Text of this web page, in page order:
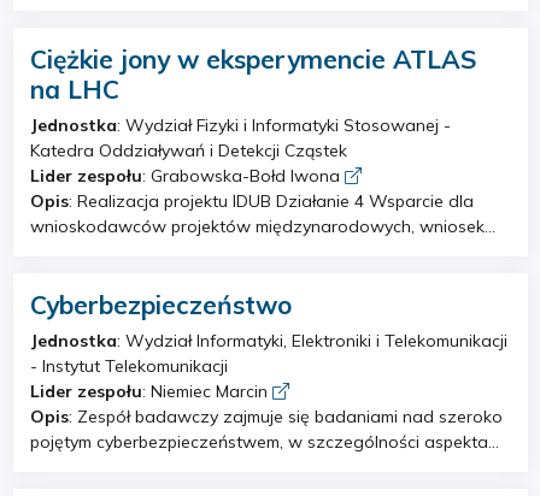
minimalizację negatywnego wpływu materiałów
wybuchowych na środowisko i zdrowie człowieka.
Kluczowe obszary badawcze obejmują analizę zależności
pomiędzy składem chemicznym a właściwościami
użytkowymi materiałów wybuchowych, z wykorzystaniem
analiz termodynamicznych oraz prób strzałowych w
warunkach rzeczywistych. Zespół prowadzi także
szczegółowe badania dotyczące emisji gazów (NOₓ, COₓ)
jednocześnie innowacyjne, ekologiczne rozwiązania w
zakresie tzw. „zielonych” materiałów wybuchowych oraz
mas zapalających o ograniczonym oddziaływaniu
środowiskowym. Ważnym kierunkiem działalności zespołu są
interdyscyplinarne badania z zakresu bezpieczeństwa
cywilnego zastosowania materiałów wybuchowych,
obejmujące analizę procesową wszystkich etapów cyklu
Ciężkie jony w eksperymencie ATLAS
na LHC
Jednostka: Wydział Fizyki i Informatyki Stosowanej -
Katedra Oddziaływań i Detekcji Cząstek
Lider zespołu : Grabowska-Bołd Iwona
Opis: Realizacja projektu IDUB Działanie 4 Wsparcie dla
wnioskodawców projektów międzynarodowych, wniosek
Cyberbezpieczeństwo
Jednostka: Wydział Informatyki, Elektroniki i Telekomunikacji
- Instytut Telekomunikacji
Lider zespołu : Niemiec Marcin
Opis: Zespół badawczy zajmuje się badaniami nad szeroko
pojętym cyberbezpieczeństwem, w szczególności aspektami